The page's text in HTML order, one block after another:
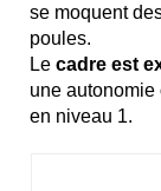
se moquent
poules.
Le cadre est
une autonomie
en niveau 1.